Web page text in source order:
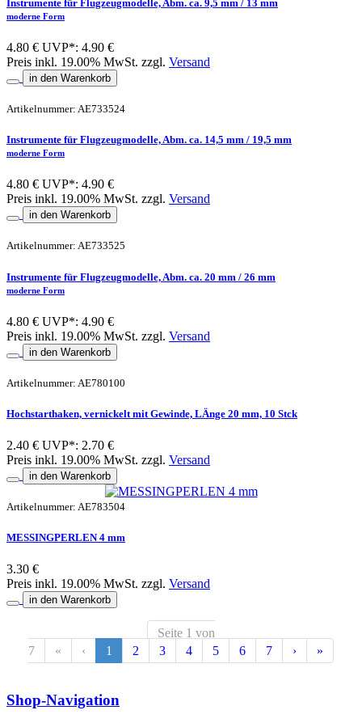
Instrumente für Flugzeugmodelle, Abm. ca. 9,5 mm / 13 mm
moderne Form
4.80 € UVP*: 4.90 €
Preis inkl. 19.00% MwSt. zzgl. Versand
in den Warenkorb
Artikelnummer: AE733524
Instrumente für Flugzeugmodelle, Abm. ca. 14,5 mm / 19,5 mm
moderne Form
4.80 € UVP*: 4.90 €
Preis inkl. 19.00% MwSt. zzgl. Versand
in den Warenkorb
Artikelnummer: AE733525
Instrumente für Flugzeugmodelle, Abm. ca. 20 mm / 26 mm
moderne Form
4.80 € UVP*: 4.90 €
Preis inkl. 19.00% MwSt. zzgl. Versand
in den Warenkorb
Artikelnummer: AE780100
Hochstarthaken, vernickelt mit Gewinde, LÄnge 20 mm, 10 Stck
2.40 € UVP*: 2.70 €
Preis inkl. 19.00% MwSt. zzgl. Versand
in den Warenkorb
Artikelnummer: AE783504
MESSINGPERLEN 4 mm
3.30 €
Preis inkl. 19.00% MwSt. zzgl. Versand
in den Warenkorb
Seite 1 von
7
« ‹ 1 2 3 4 5 6 7 › »
Shop-Navigation